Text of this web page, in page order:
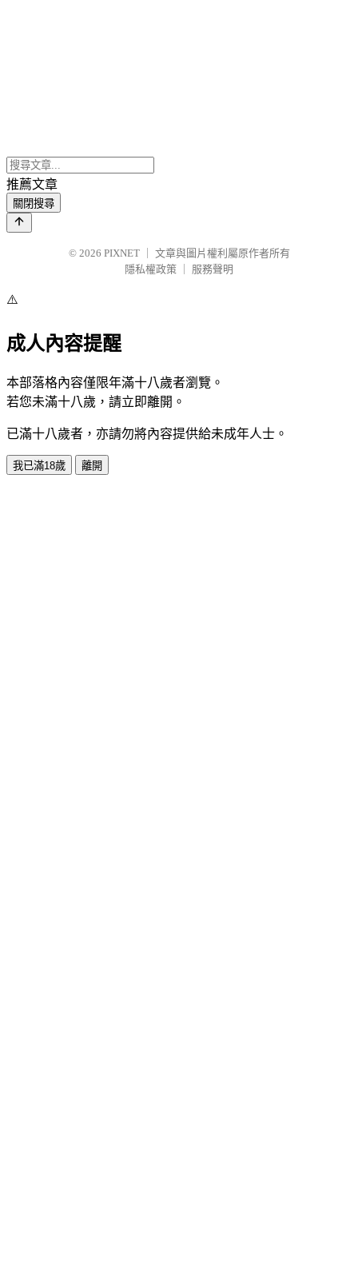
推薦文章
關閉搜尋
© 2026 PIXNET
文章與圖片權利屬原作者所有
隱私權政策
服務聲明
⚠️
成人內容提醒
本部落格內容僅限年滿十八歲者瀏覽。
若您未滿十八歲，請立即離開。
已滿十八歲者，亦請勿將內容提供給未成年人士。
我已滿18歲 離開